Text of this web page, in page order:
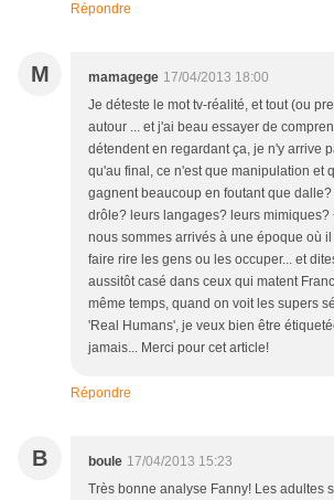
Répondre
M mamagege 17/04/2013 18:00
Je déteste le mot tv-réalité, et tout (ou
autour ... et j'ai beau essayer de
détendent en regardant ça, je n'y arrive
qu'au final, ce n'est que manipulation et
gagnent beaucoup en foutant que
drôle? leurs langages? leurs mimiques?
nous sommes arrivés à une époque où
faire rire les gens ou les occuper... et
aussitôt casé dans ceux qui matent
même temps, quand on voit les supers
'Real Humans', je veux bien être
jamais... Merci pour cet article!
Répondre
B boule 17/04/2013 15:23
Très bonne analyse Fanny! Les adultes